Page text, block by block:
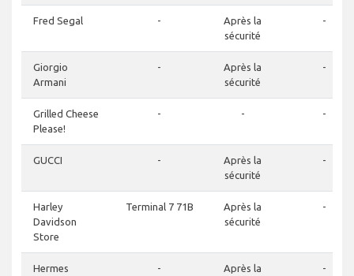
Fred Segal -
Après la
sécurité
-
Giorgio
Armani
-
Après la
sécurité
-
Grilled Cheese
Please!
- - -
GUCCI -
Après la
sécurité
-
Harley
Davidson
Store
Terminal 7 71B
Après la
sécurité
-
Hermes -
Après la
-